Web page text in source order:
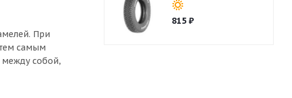
При
самым
между собой,
815₽